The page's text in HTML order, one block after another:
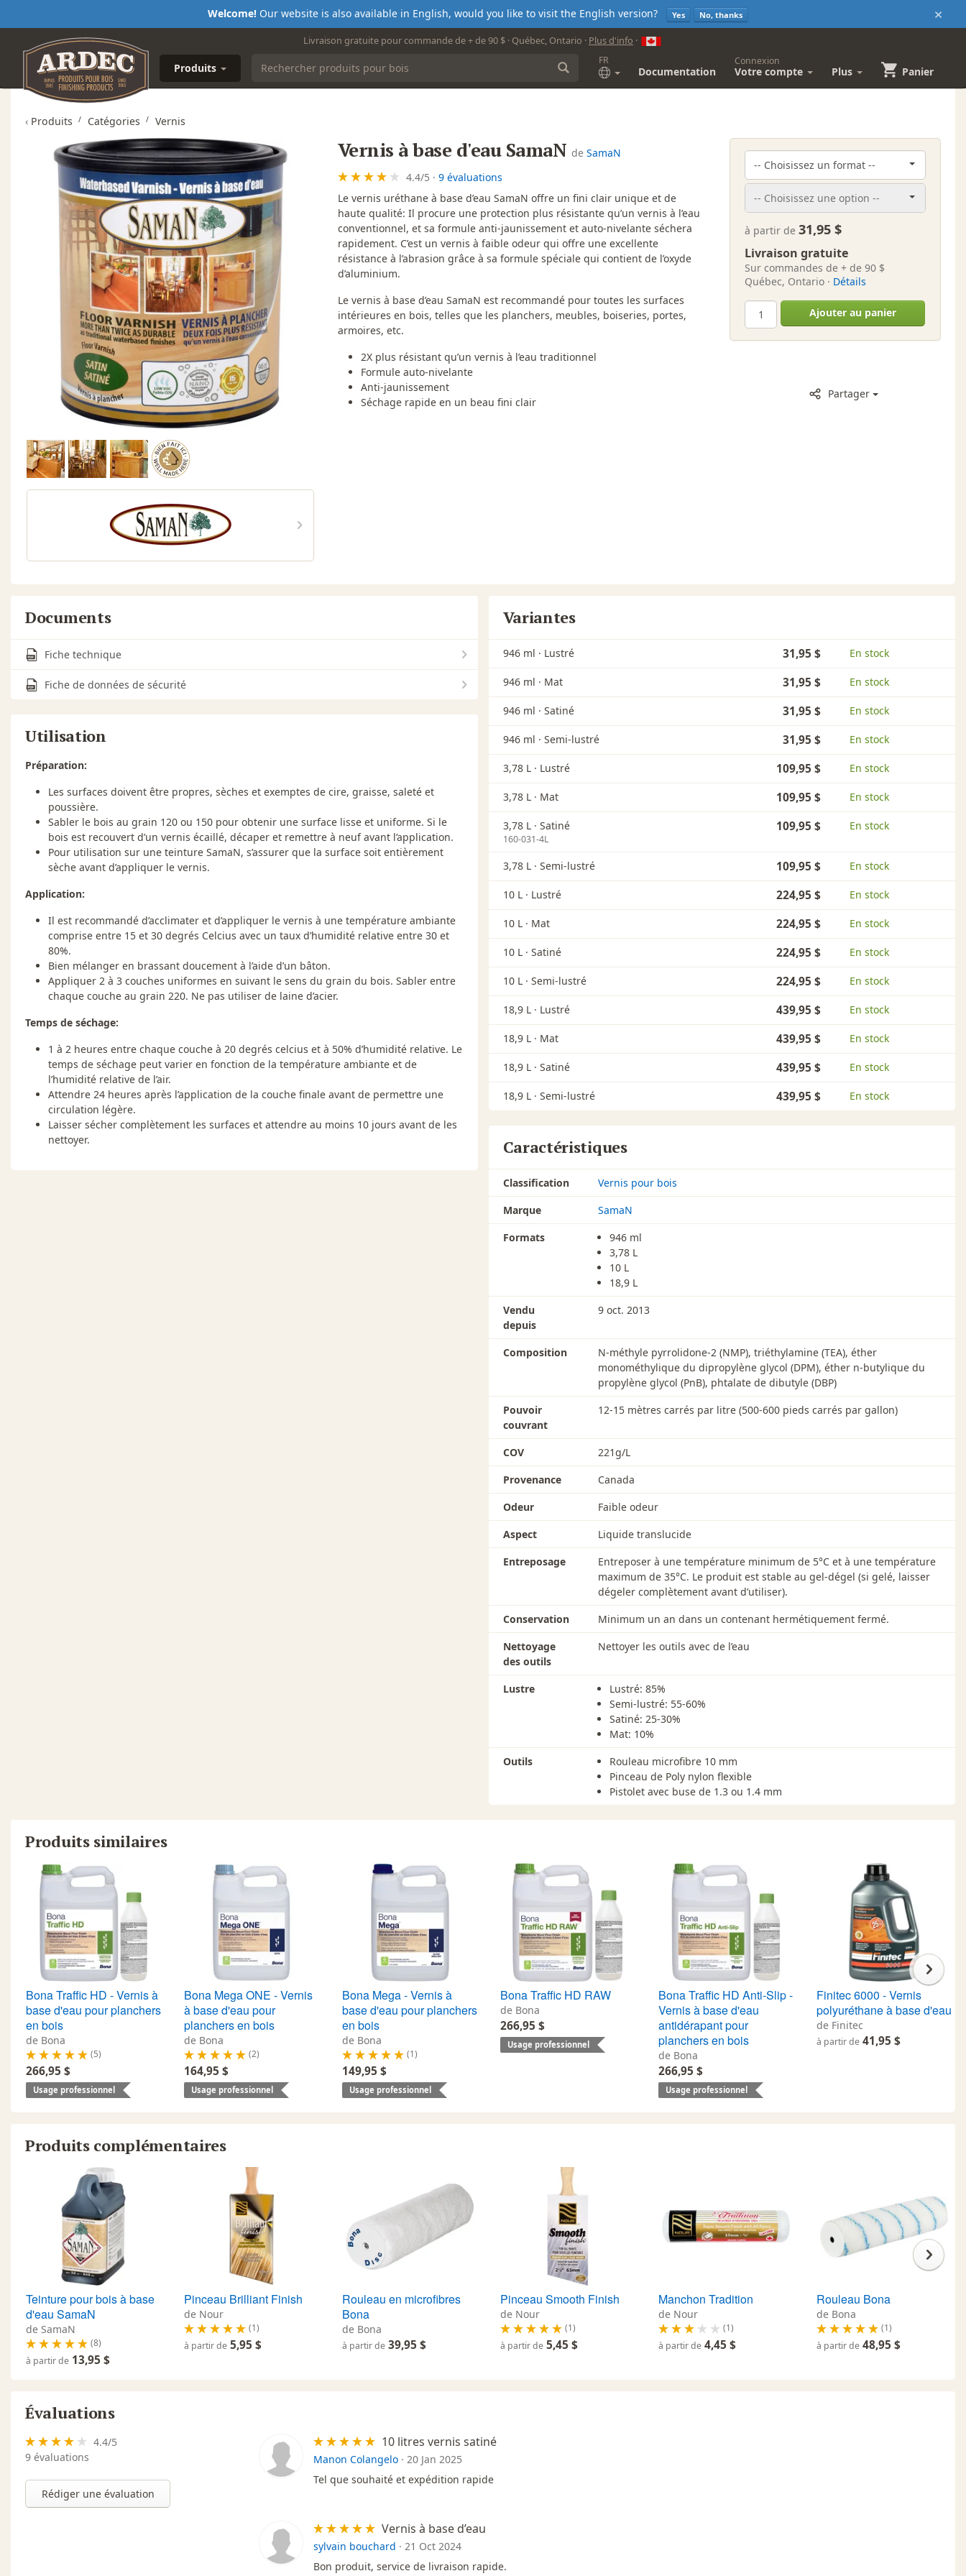
×
Welcome!Our website is also available in English, would you like to visit the English version? Yes No, thanks
Livraison gratuite pour commande de + de 90 $ · Québec, Ontario · Plus d'info ·
Produits
FR
Documentation
Connexion
Votre compte Plus Panier
‹ Produits Catégories Vernis
à partir de 31,95 $
Livraison gratuite
Sur commandes de + de 90 $
Québec, Ontario · Détails
Ajouter au panier
Partager
Vernis à base d'eau SamaN de SamaN
4.4/5 · 9 évaluations
Le vernis uréthane à base d’eau SamaN offre un fini clair unique et de
haute qualité: Il procure une protection plus résistante qu’un vernis à l’eau
conventionnel, et sa formule anti-jaunissement et auto-nivelante séchera
rapidement. C’est un vernis à faible odeur qui offre une excellente
résistance à l’abrasion grâce à sa formule spéciale qui contient de l’oxyde
d’aluminium.
Le vernis à base d’eau SamaN est recommandé pour toutes les surfaces
intérieures en bois, telles que les planchers, meubles, boiseries, portes,
armoires, etc.
2X plus résistant qu’un vernis à l’eau traditionnel
Formule auto-nivelante
Anti-jaunissement
Séchage rapide en un beau fini clair
Documents
Fiche technique
Fiche de données de sécurité
Utilisation
Préparation:
Les surfaces doivent être propres, sèches et exemptes de cire, graisse, saleté et
poussière.
Sabler le bois au grain 120 ou 150 pour obtenir une surface lisse et uniforme. Si le
bois est recouvert d’un vernis écaillé, décaper et remettre à neuf avant l’application.
Pour utilisation sur une teinture SamaN, s’assurer que la surface soit entièrement
sèche avant d’appliquer le vernis.
Application:
Il est recommandé d’acclimater et d’appliquer le vernis à une température ambiante
comprise entre 15 et 30 degrés Celcius avec un taux d’humidité relative entre 30 et
80%.
Bien mélanger en brassant doucement à l’aide d’un bâton.
Appliquer 2 à 3 couches uniformes en suivant le sens du grain du bois. Sabler entre
chaque couche au grain 220. Ne pas utiliser de laine d’acier.
Temps de séchage:
1 à 2 heures entre chaque couche à 20 degrés celcius et à 50% d’humidité relative. Le
temps de séchage peut varier en fonction de la température ambiante et de
l’humidité relative de l’air.
Attendre 24 heures après l’application de la couche finale avant de permettre une
circulation légère.
Laisser sécher complètement les surfaces et attendre au moins 10 jours avant de les
nettoyer.
Variantes
946 ml · Lustré 31,95 $ En stock
946 ml · Mat 31,95 $ En stock
946 ml · Satiné 31,95 $ En stock
946 ml · Semi-lustré 31,95 $ En stock
3,78 L · Lustré 109,95 $ En stock
3,78 L · Mat 109,95 $ En stock
3,78 L · Satiné
160-031-4L
109,95 $ En stock
3,78 L · Semi-lustré 109,95 $ En stock
10 L · Lustré 224,95 $ En stock
10 L · Mat 224,95 $ En stock
10 L · Satiné 224,95 $ En stock
10 L · Semi-lustré 224,95 $ En stock
18,9 L · Lustré 439,95 $ En stock
18,9 L · Mat 439,95 $ En stock
18,9 L · Satiné 439,95 $ En stock
18,9 L · Semi-lustré 439,95 $ En stock
Caractéristiques
Classification
Vernis pour bois
Marque
SamaN
Formats
946 ml
3,78 L
10 L
18,9 L
Vendu
depuis
9 oct. 2013
Composition
N-méthyle pyrrolidone-2 (NMP), triéthylamine (TEA), éther
monométhylique du dipropylène glycol (DPM), éther n-butylique du
propylène glycol (PnB), phtalate de dibutyle (DBP)
Pouvoir
couvrant
12-15 mètres carrés par litre (500-600 pieds carrés par gallon)
COV
221g/L
Provenance
Canada
Odeur
Faible odeur
Aspect
Liquide translucide
Entreposage
Entreposer à une température minimum de 5°C et à une température
maximum de 35°C. Le produit est stable au gel-dégel (si gelé, laisser
dégeler complètement avant d’utiliser).
Conservation
Minimum un an dans un contenant hermétiquement fermé.
Nettoyage
des outils
Nettoyer les outils avec de l’eau
Lustre
Lustré: 85%
Semi-lustré: 55-60%
Satiné: 25-30%
Mat: 10%
Outils
Rouleau microfibre 10 mm
Pinceau de Poly nylon flexible
Pistolet avec buse de 1.3 ou 1.4 mm
Produits similaires
Bona Traffic HD - Vernis à
base d'eau pour planchers
en bois
de Bona
(5)
266,95 $
Usage professionnel
Bona Mega ONE - Vernis
à base d'eau pour
planchers en bois
de Bona
(2)
164,95 $
Usage professionnel
Bona Mega - Vernis à
base d'eau pour planchers
en bois
de Bona
(1)
149,95 $
Usage professionnel
Bona Traffic HD RAW
de Bona
266,95 $
Usage professionnel
Bona Traffic HD Anti-Slip -
Vernis à base d'eau
antidérapant pour
planchers en bois
de Bona
266,95 $
Usage professionnel
Finitec 6000 - Vernis
polyuréthane à base d'eau
de Finitec
à partir de 41,95 $
Produits complémentaires
Teinture pour bois à base
d'eau SamaN
de SamaN
(8)
à partir de 13,95 $
Pinceau Brilliant Finish
de Nour
(1)
à partir de 5,95 $
Rouleau en microfibres
Bona
de Bona
à partir de 39,95 $
Pinceau Smooth Finish
de Nour
(1)
à partir de 5,45 $
Manchon Tradition
de Nour
(1)
à partir de 4,45 $
Rouleau Bona
de Bona
(1)
à partir de 48,95 $
Évaluations
4.4/5
9 évaluations
Rédiger une évaluation
10 litres vernis satiné
Manon Colangelo · 20 Jan 2025
Tel que souhaité et expédition rapide
Vernis à base d’eau
sylvain bouchard · 21 Oct 2024
Bon produit, service de livraison rapide.